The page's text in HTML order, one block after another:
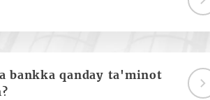
bankka qanday ta'minot